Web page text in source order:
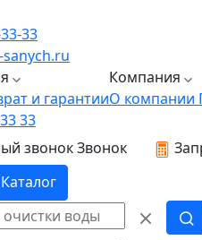
33
и гарантии
Компания
О компании
33
звонокЗвонок
Каталог